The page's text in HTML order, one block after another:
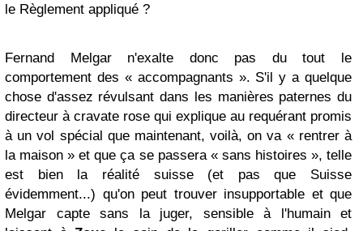
le Règlement appliqué ?
Fernand Melgar n'exalte donc pas du tout le
comportement des « accompagnants ». S'il y a quelque
chose d'assez révulsant dans les manières paternes du
directeur à cravate rose qui explique au requérant promis
à un vol spécial que maintenant, voilà, on va « rentrer à
la maison » et que ça se passera « sans histoires », telle
est bien la réalité suisse (et pas que Suisse
évidemment...) qu'on peut trouver insupportable et que
Melgar capte sans la juger, sensible à l'humain et